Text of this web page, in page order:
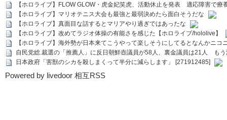
【ホロライブ】FLOW GLOW・虎金妃笑虎、活動休止を発表 適応障害で療
【ホロライブ】マリオテニス大会も最強と最弱決めたら面白そうだな
【ホロライブ】真面目な話するとマリアやり過ぎではあったな
【ホロライブ】改めてラジオ体操の有能さを感じた【ホロライブ/hololive】
【ホロライブ】海外勢が日本来てこうやって楽しそうにしてるとなんかニコ
自民党総.裁選の「推薦人」に反日朝鮮壺議員が58人、裏金議員は21人 も
日本政府「害獣のシカを殺しまくって半分に減らします」 [271912485]
Powered by livedoor 相互RSS